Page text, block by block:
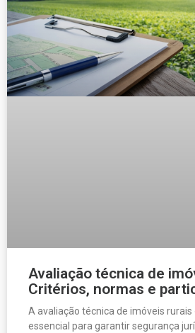
Avaliação técnica de
Critérios, normas e
A avaliação técnica de imóveis rurais
essencial para garantir segurança